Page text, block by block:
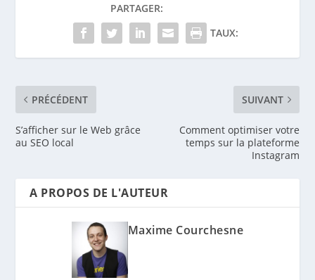
PARTAGER:
TAUX:
PRÉCÉDENT
S’afficher sur le Web grâce
au SEO local
SUIVANT
Comment optimiser votre
temps sur la plateforme
Instagram
A PROPOS DE L'AUTEUR
Maxime Courchesne